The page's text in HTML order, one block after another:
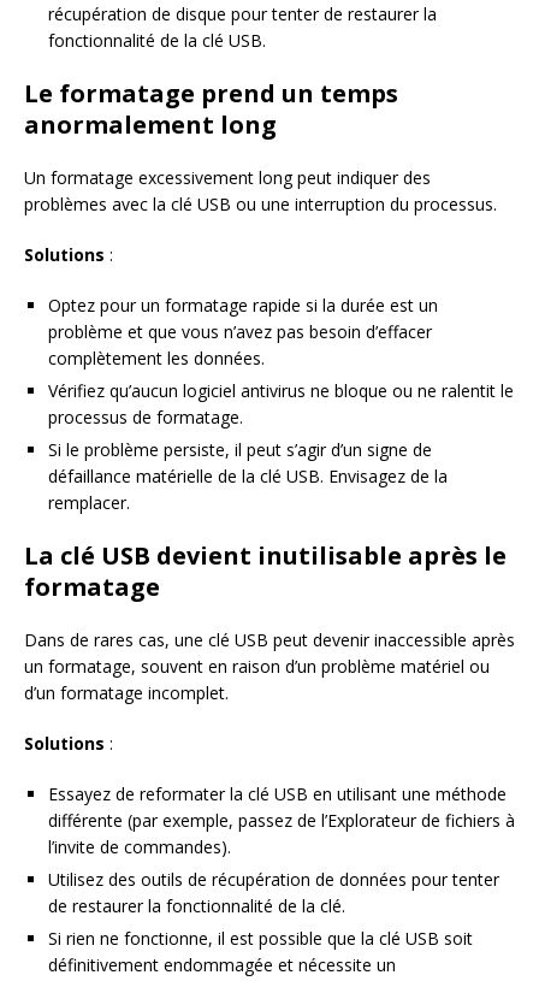
récupération de disque pour tenter de restaurer la
fonctionnalité de la clé USB.
Le formatage prend un temps
anormalement long
Un formatage excessivement long peut indiquer des
problèmes avec la clé USB ou une interruption du processus.
Solutions :
Optez pour un formatage rapide si la durée est un
problème et que vous n’avez pas besoin d’effacer
complètement les données.
Vérifiez qu’aucun logiciel antivirus ne bloque ou ne ralentit le
processus de formatage.
Si le problème persiste, il peut s’agir d’un signe de
défaillance matérielle de la clé USB. Envisagez de la
remplacer.
La clé USB devient inutilisable après le
formatage
Dans de rares cas, une clé USB peut devenir inaccessible après
un formatage, souvent en raison d’un problème matériel ou
d’un formatage incomplet.
Solutions :
Essayez de reformater la clé USB en utilisant une méthode
différente (par exemple, passez de l’Explorateur de fichiers à
l’invite de commandes).
Utilisez des outils de récupération de données pour tenter
de restaurer la fonctionnalité de la clé.
Si rien ne fonctionne, il est possible que la clé USB soit
définitivement endommagée et nécessite un